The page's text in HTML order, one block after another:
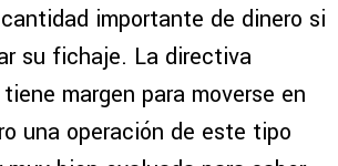
importante de dinero si
su fichaje. La directiva
margen para moverse en
una operación de este tipo